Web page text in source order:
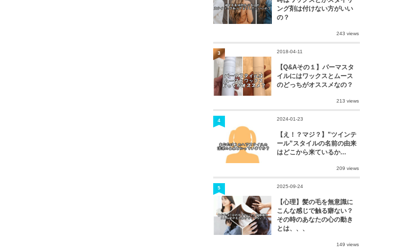
ング剤は付けない方がいい
の？
243 views
2018-04-11
【Q&Aその１】パーマスタ
イルにはワックスとムース
のどっちがオススメなの？
213 views
3
2024-01-23
【え！？マジ？】”ツインテ
ール”スタイルの名前の由来
はどこから来ているか...
209 views
4
2025-09-24
【心理】髪の毛を無意識に
こんな感じで触る癖ない？
その時のあなたの心の動き
とは、、、
149 views
5